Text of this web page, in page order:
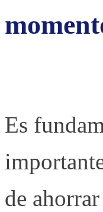
Es
de